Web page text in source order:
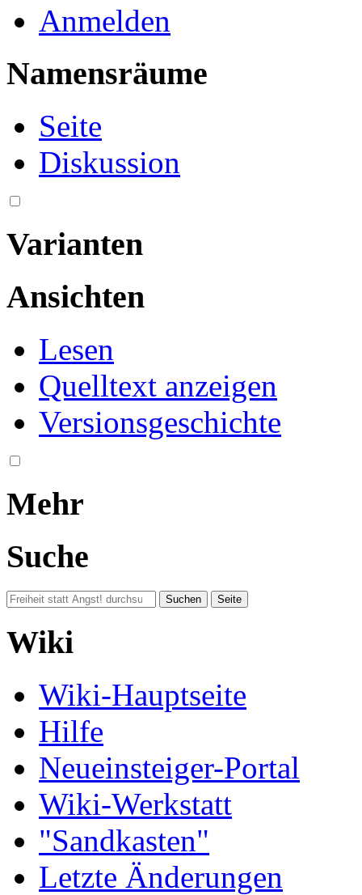
Anmelden
Namensräume
Seite
Diskussion
Varianten
Ansichten
Lesen
Quelltext anzeigen
Versionsgeschichte
Mehr
Suche
Wiki
Wiki-Hauptseite
Hilfe
Neueinsteiger-Portal
Wiki-Werkstatt
"Sandkasten"
Letzte Änderungen